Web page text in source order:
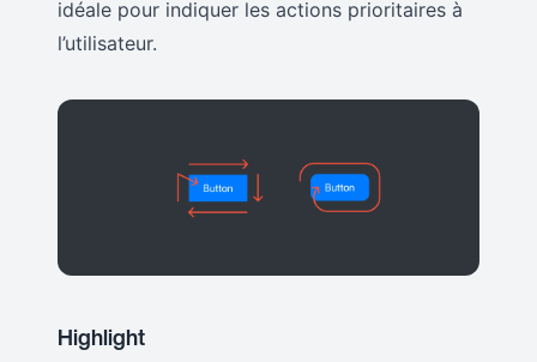
idéale pour indiquer les actions prioritaires à
l’utilisateur.
Highlight